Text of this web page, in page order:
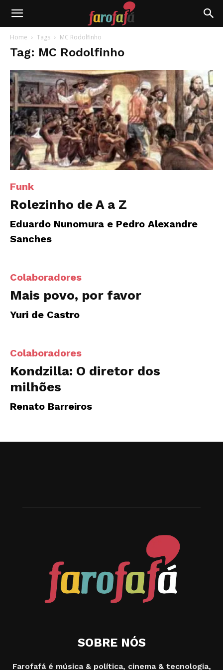
Farofafá
Home Tags MC Rodolfinho
Tag: MC Rodolfinho
Funk
Rolezinho de A a Z
Eduardo Nunomura e Pedro Alexandre
Sanches
Colaboradores
Mais povo, por favor
Yuri de Castro
Colaboradores
Kondzilla: O diretor dos
milhões
Renato Barreiros
SOBRE NÓS
Farofafá é música & política, cinema & tecnologia,